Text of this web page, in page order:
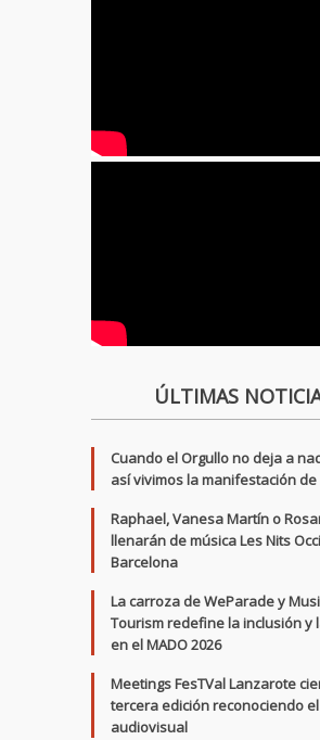
ÚLTIMAS
Cuando el Orgullo no deja a
así vivimos la manifestación
Raphael, Vanesa Martín o
llenarán de música Les Nits
Barcelona
La carroza de WeParade y
Tourism redefine la inclusión y
en el MADO 2026
Meetings FesTVal Lanzarote
tercera edición reconociendo
audiovisual